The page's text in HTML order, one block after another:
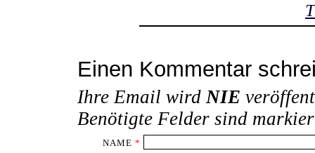
Einen Kommentar
Ihre Email wirdNIE
Benötigte Felder sind
NAME *